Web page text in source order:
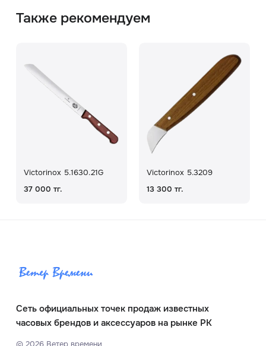
Также рекомендуем
Victorinox 5.1630.21G
37 000 тг.
Victorinox 5.3209
13 300 тг.
Сеть официальных точек продаж известных
часовых брендов и аксессуаров на рынке РК